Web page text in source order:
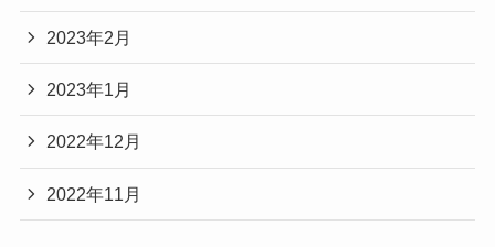
2023年2月
2023年1月
2022年12月
2022年11月